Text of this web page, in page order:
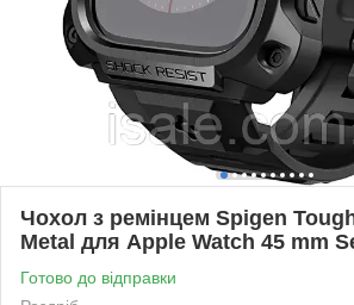
Чохол з ремінцем Spigen
Metal для Apple Watch 45 mm
Готово до відправки